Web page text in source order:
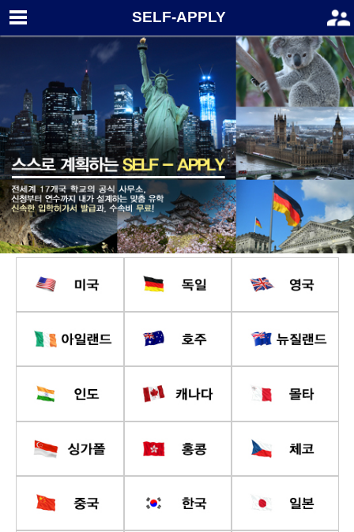
SELF-APPLY